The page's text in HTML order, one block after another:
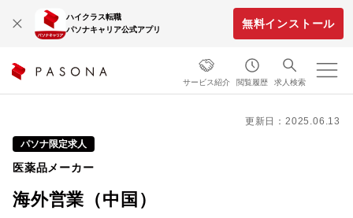
ハイクラス転職
パソナキャリア公式アプリ
無料インストール
サービス紹介 閲覧履歴 求人検索
更新日：2025.06.13
パソナ限定求人
医薬品メーカー
海外営業（中国）